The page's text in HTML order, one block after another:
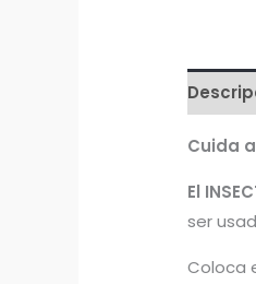
Cuida
El
ser
Coloca